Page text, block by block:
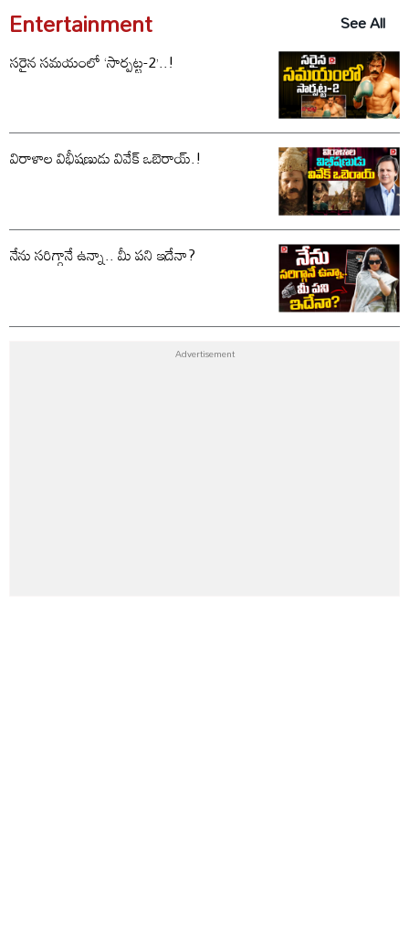
Entertainment
See All
సరైన సమయంలో ‘సార్పట్ట-2’..!
విరాళాల విభీషణుడు వివేక్ ఒబెరాయ్.!
నేను సరిగ్గానే ఉన్నా.. మీ పని ఇదేనా?